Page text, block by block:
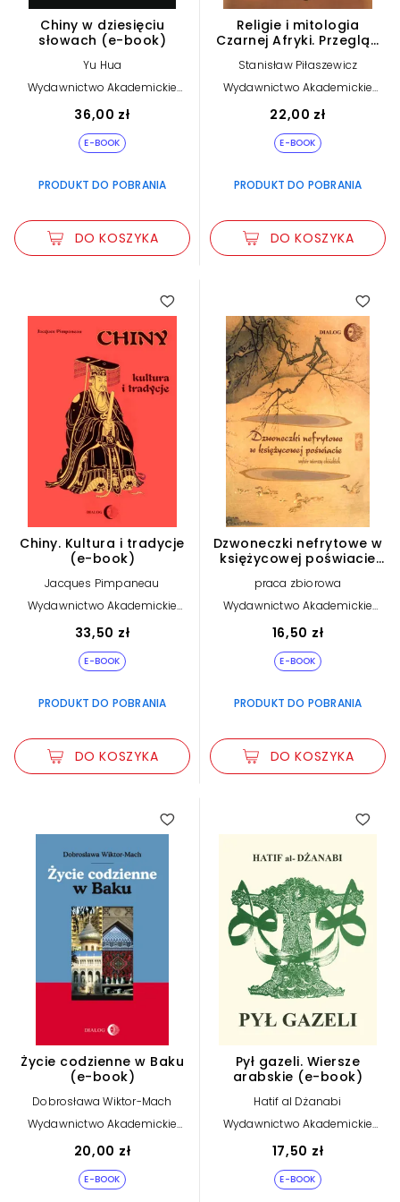
Chiny w dziesięciu
słowach (e-book)
Yu Hua
Wydawnictwo Akademickie
36,00 zł
E-BOOK
PRODUKT DO POBRANIA
DO KOSZYKA
Religie i mitologia
Czarnej Afryki. Przegląd
book)
Stanisław Piłaszewicz
Wydawnictwo Akademickie
22,00 zł
E-BOOK
PRODUKT DO POBRANIA
DO KOSZYKA
Chiny. Kultura i tradycje
(e-book)
Jacques Pimpaneau
Wydawnictwo Akademickie
33,50 zł
E-BOOK
PRODUKT DO POBRANIA
DO KOSZYKA
Dzwoneczki nefrytowe w
księżycowej poświacie
praca zbiorowa
Wydawnictwo Akademickie
16,50 zł
E-BOOK
PRODUKT DO POBRANIA
DO KOSZYKA
Życie codzienne w Baku
(e-book)
Dobrosława Wiktor-Mach
Wydawnictwo Akademickie
20,00 zł
E-BOOK
Pył gazeli. Wiersze
arabskie (e-book)
Hatif al Dżanabi
Wydawnictwo Akademickie
17,50 zł
E-BOOK